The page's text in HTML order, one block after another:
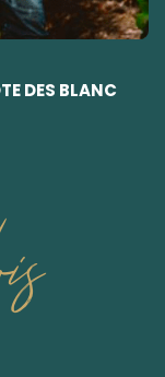
DES BLANC